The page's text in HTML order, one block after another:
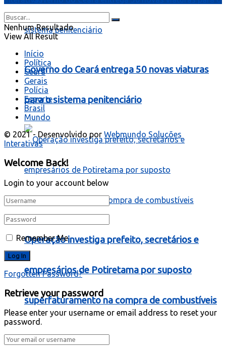
Governo do Ceará entrega 50 novas viaturas
para o sistema penitenciário
Operação investiga prefeito, secretários e
empresários de Potiretama por suposto
superfaturamento na compra de combustíveis
Esporte
Nenhum Resultado
View All Result
Início
Política
Ceará
Gerais
Polícia
Esporte
Brasil
Mundo
© 2021 - Desenvolvido por Webmundo Soluções
Interativas
Welcome Back!
Login to your account below
Remember Me
Forgotten Password?
Retrieve your password
Please enter your username or email address to reset your
password.